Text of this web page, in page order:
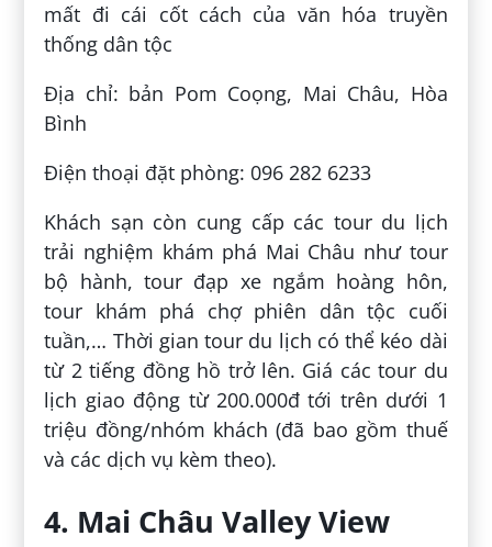
mất đi cái cốt cách của văn hóa truyền
thống dân tộc
Địa chỉ: bản Pom Coọng, Mai Châu, Hòa
Bình
Điện thoại đặt phòng: 096 282 6233
Khách sạn còn cung cấp các tour du lịch
trải nghiệm khám phá Mai Châu như tour
bộ hành, tour đạp xe ngắm hoàng hôn,
tour khám phá chợ phiên dân tộc cuối
tuần,… Thời gian tour du lịch có thể kéo dài
từ 2 tiếng đồng hồ trở lên. Giá các tour du
lịch giao động từ 200.000đ tới trên dưới 1
triệu đồng/nhóm khách (đã bao gồm thuế
và các dịch vụ kèm theo).
4. Mai Châu Valley View